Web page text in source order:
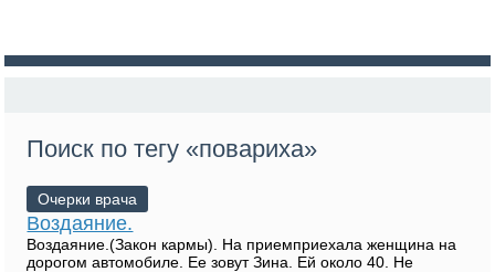
Поиск по тегу «повариха»
Очерки врача
Воздаяние.
Воздаяние.(Закон кармы). На приемприехала женщина на
дорогом автомобиле. Ее зовут Зина. Ей около 40. Не